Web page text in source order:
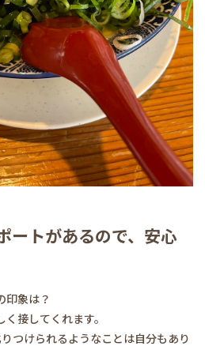
ートがあるので、安心
印象は？
接してくれます。
つけられるようなことは自分もあり